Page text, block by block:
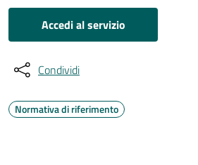
Accedi al servizio
Condividi
Normativa di riferimento